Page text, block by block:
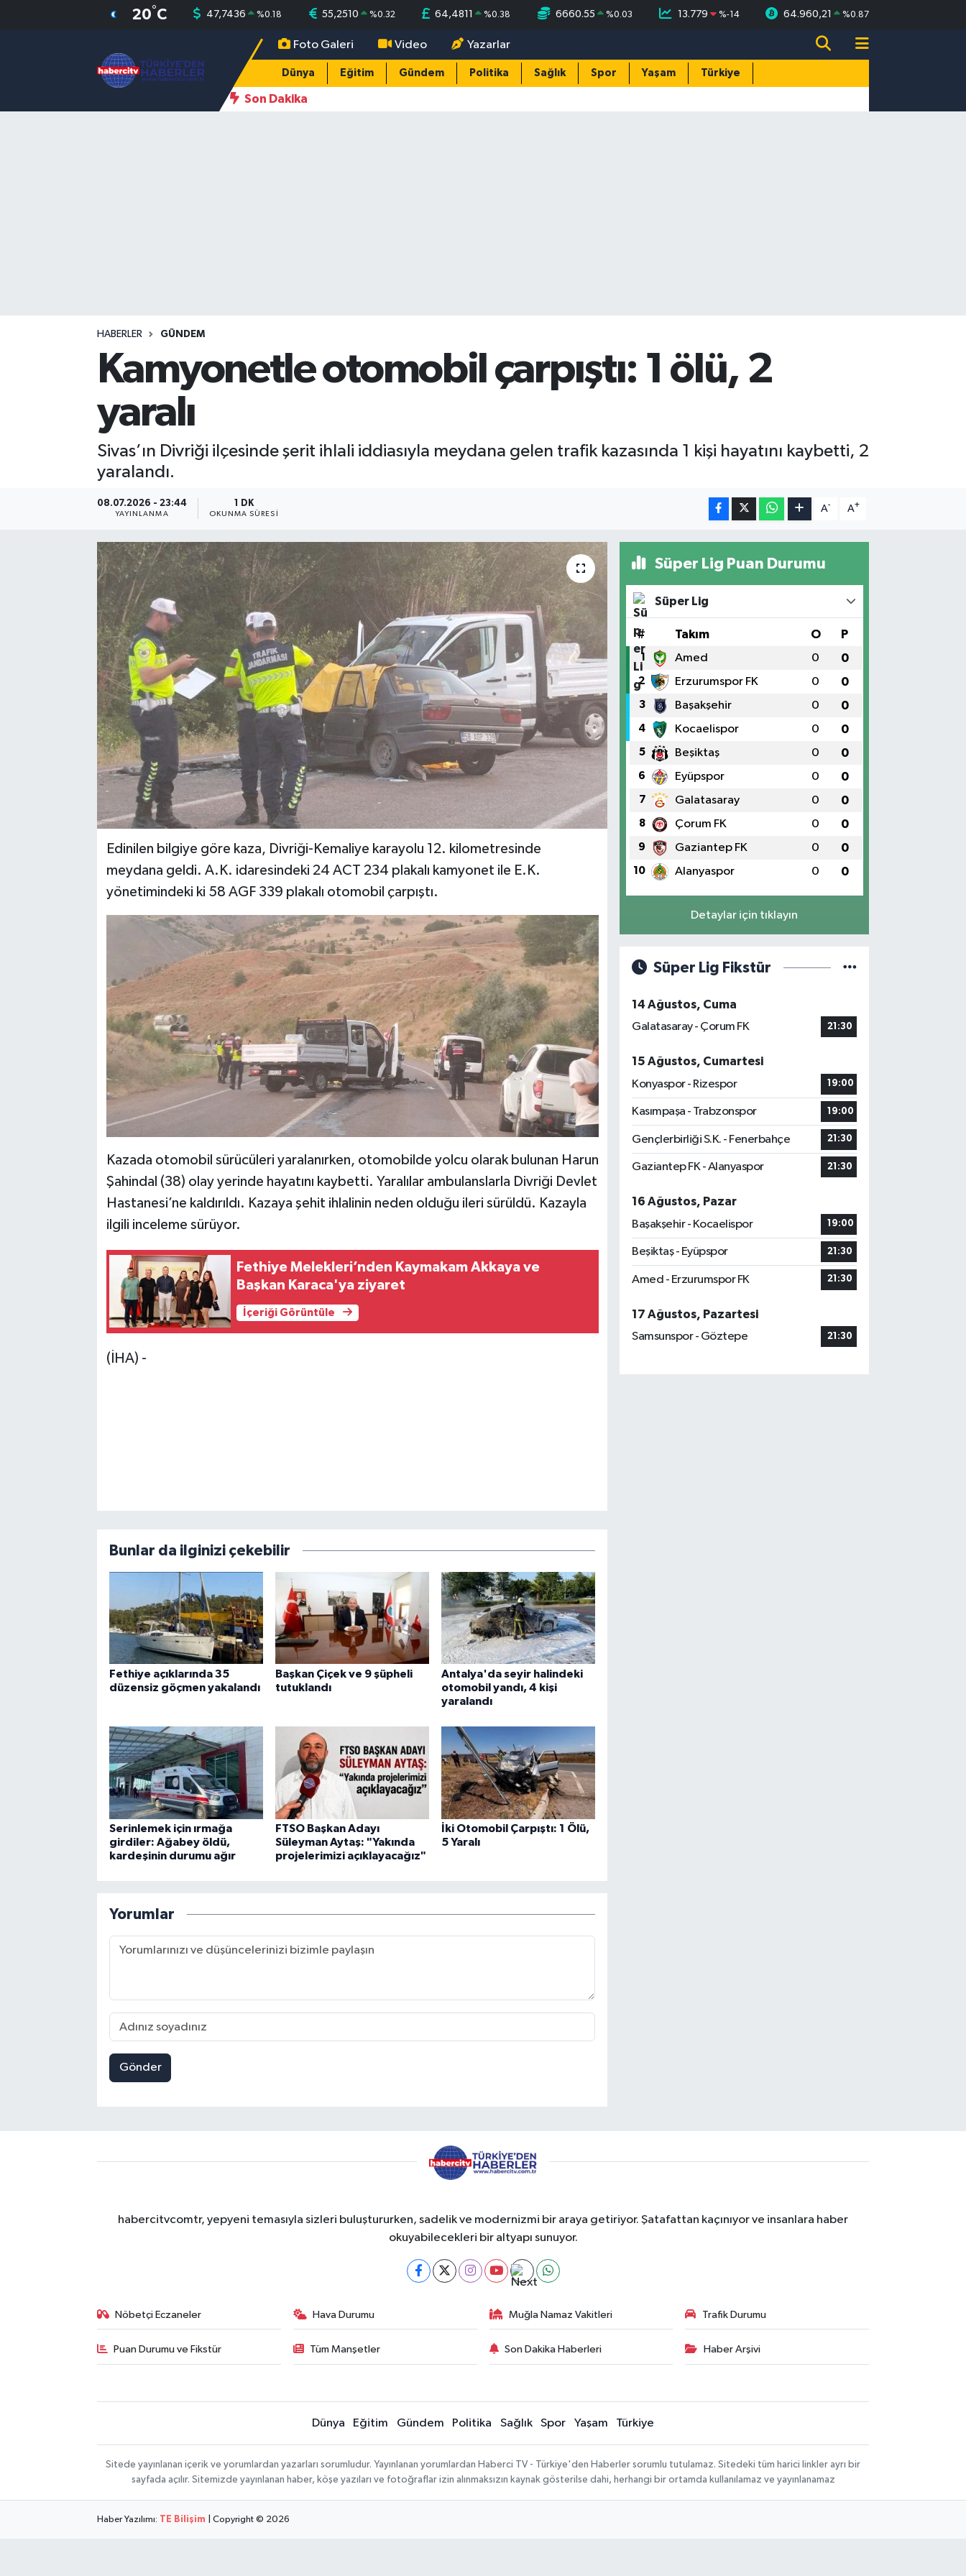
20°C 47,7436 %0.18 55,2510 %0.32 64,4811 %0.38 6660.55 %0.03 13.779 %-14 64.960,21 %0.87
Foto Galeri Video Yazarlar
Dünya Eğitim Gündem Politika Sağlık Spor Yaşam Türkiye
Son Dakika
HABERLER GÜNDEM
Kamyonetle otomobil çarpıştı: 1 ölü, 2
yaralı
Sivas’ın Divriği ilçesinde şerit ihlali iddiasıyla meydana gelen trafik kazasında 1 kişi hayatını kaybetti, 2
yaralandı.
08.07.2026 - 23:44
YAYINLANMA
1 DK
OKUNMA SÜRESI
A- A+
Edinilen bilgiye göre kaza, Divriği-Kemaliye karayolu 12. kilometresinde
meydana geldi. A.K. idaresindeki 24 ACT 234 plakalı kamyonet ile E.K.
yönetimindeki ki 58 AGF 339 plakalı otomobil çarpıştı.
Kazada otomobil sürücüleri yaralanırken, otomobilde yolcu olarak bulunan Harun
Şahindal (38) olay yerinde hayatını kaybetti. Yaralılar ambulanslarla Divriği Devlet
Hastanesi’ne kaldırıldı. Kazaya şehit ihlalinin neden olduğu ileri sürüldü. Kazayla
ilgili inceleme sürüyor.
Fethiye Melekleri’nden Kaymakam Akkaya ve
Başkan Karaca'ya ziyaret
İçeriği Görüntüle
(İHA) -
Bunlar da ilginizi çekebilir
Fethiye açıklarında 35
düzensiz göçmen yakalandı
Başkan Çiçek ve 9 şüpheli
tutuklandı
Antalya'da seyir halindeki
otomobil yandı, 4 kişi
yaralandı
Serinlemek için ırmağa
girdiler: Ağabey öldü,
kardeşinin durumu ağır
FTSO Başkan Adayı
Süleyman Aytaş: "Yakında
projelerimizi açıklayacağız"
İki Otomobil Çarpıştı: 1 Ölü,
5 Yaralı
Yorumlar
Gönder
Süper Lig Puan Durumu
Süper Lig
# Takım O P
1 Amed 0 0
2 Erzurumspor FK 0 0
3 Başakşehir 0 0
4 Kocaelispor 0 0
5 Beşiktaş 0 0
6 Eyüpspor 0 0
7 Galatasaray 0 0
8 Çorum FK 0 0
9 Gaziantep FK 0 0
10 Alanyaspor 0 0
Detaylar için tıklayın
Süper Lig Fikstür
14 Ağustos, Cuma
Galatasaray - Çorum FK
21:30
15 Ağustos, Cumartesi
Konyaspor - Rizespor
19:00
Kasımpaşa - Trabzonspor 19:00
Gençlerbirliği S.K. - Fenerbahçe 21:30
Gaziantep FK - Alanyaspor 21:30
16 Ağustos, Pazar
Başakşehir - Kocaelispor
19:00
Beşiktaş - Eyüpspor 21:30
Amed - Erzurumspor FK 21:30
17 Ağustos, Pazartesi
Samsunspor - Göztepe
21:30
habercitvcomtr, yepyeni temasıyla sizleri buluştururken, sadelik ve modernizmi bir araya getiriyor. Şatafattan kaçınıyor ve insanlara haber
okuyabilecekleri bir altyapı sunuyor.
Nöbetçi Eczaneler Hava Durumu Muğla Namaz Vakitleri Trafik Durumu
Puan Durumu ve Fikstür Tüm Manşetler Son Dakika Haberleri Haber Arşivi
Dünya Eğitim Gündem Politika Sağlık Spor Yaşam Türkiye
Sitede yayınlanan içerik ve yorumlardan yazarları sorumludur. Yayınlanan yorumlardan Haberci TV - Türkiye'den Haberler sorumlu tutulamaz. Sitedeki tüm harici linkler ayrı bir
sayfada açılır. Sitemizde yayınlanan haber, köşe yazıları ve fotoğraflar izin alınmaksızın kaynak gösterilse dahi, herhangi bir ortamda kullanılamaz ve yayınlanamaz
Haber Yazılımı: TE Bilişim | Copyright © 2026
Nöbetçi Eczaneler
Hava Durumu